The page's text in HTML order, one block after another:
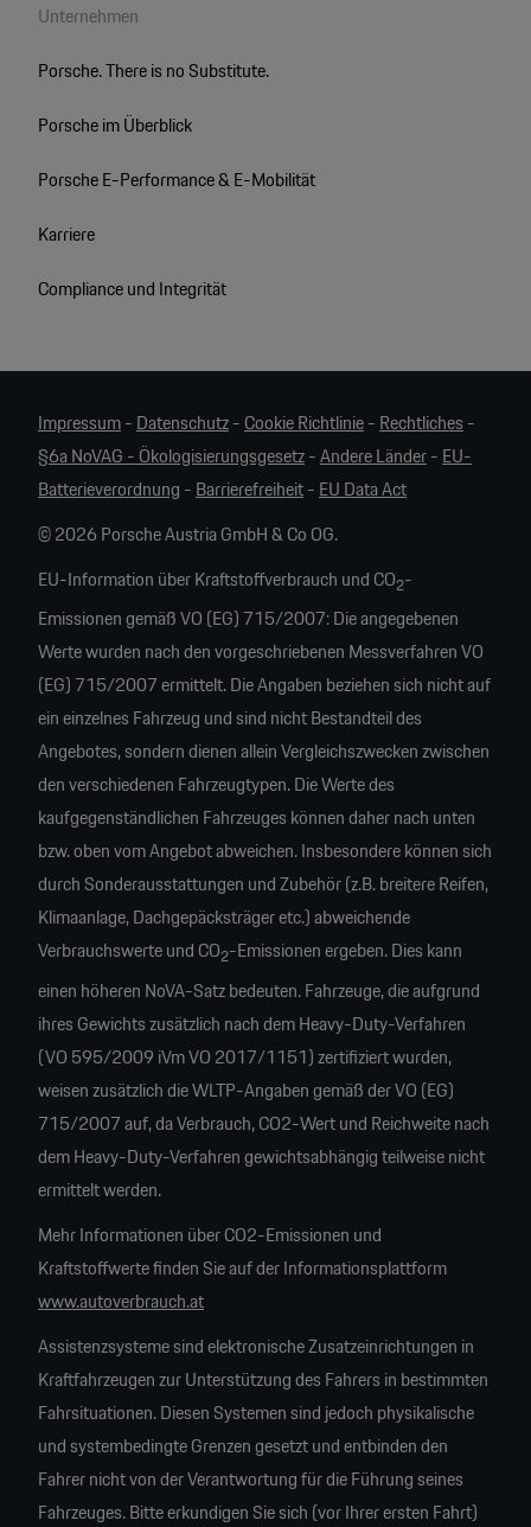
Unternehmen
Porsche. There is no Substitute.
Porsche im Überblick
Porsche E-Performance & E-Mobilität
Karriere
Compliance und Integrität
Impressum-Datenschutz-Cookie Richtlinie-Rechtliches-
§6a NoVAG - Ökologisierungsgesetz-Andere Länder-EU-
Batterieverordnung -Barrierefreiheit-EU Data Act
© 2026 Porsche Austria GmbH & Co OG.
EU-Information über Kraftstoffverbrauch und CO2-
Emissionen gemäß VO (EG) 715/2007: Die angegebenen
Werte wurden nach den vorgeschriebenen Messverfahren VO
(EG) 715/2007 ermittelt. Die Angaben beziehen sich nicht auf
ein einzelnes Fahrzeug und sind nicht Bestandteil des
Angebotes, sondern dienen allein Vergleichszwecken zwischen
den verschiedenen Fahrzeugtypen. Die Werte des
kaufgegenständlichen Fahrzeuges können daher nach unten
bzw. oben vom Angebot abweichen. Insbesondere können sich
durch Sonderausstattungen und Zubehör (z.B. breitere Reifen,
Klimaanlage, Dachgepäcksträger etc.) abweichende
Verbrauchswerte und CO2-Emissionen ergeben. Dies kann
einen höheren NoVA-Satz bedeuten. Fahrzeuge, die aufgrund
ihres Gewichts zusätzlich nach dem Heavy-Duty-Verfahren
(VO 595/2009 iVm VO 2017/1151) zertifiziert wurden,
weisen zusätzlich die WLTP-Angaben gemäß der VO (EG)
715/2007 auf, da Verbrauch, CO2-Wert und Reichweite nach
dem Heavy-Duty-Verfahren gewichtsabhängig teilweise nicht
ermittelt werden.
Mehr Informationen über CO2-Emissionen und
Kraftstoffwerte finden Sie auf der Informationsplattform
www.autoverbrauch.at
Assistenzsysteme sind elektronische Zusatzeinrichtungen in
Kraftfahrzeugen zur Unterstützung des Fahrers in bestimmten
Fahrsituationen. Diesen Systemen sind jedoch physikalische
und systembedingte Grenzen gesetzt und entbinden den
Fahrer nicht von der Verantwortung für die Führung seines
Fahrzeuges. Bitte erkundigen Sie sich (vor Ihrer ersten Fahrt)